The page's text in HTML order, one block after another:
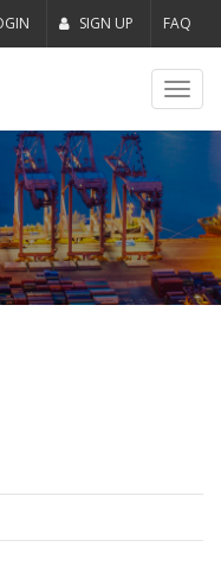
SIGN UP FAQ